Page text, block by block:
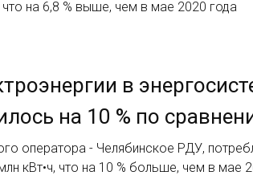
что на 6,8 % выше, чем в мае 2020 года
в
на 10 % по
оператора - Челябинское РДУ,
кВт•ч, что на 10 % больше, чем в мае